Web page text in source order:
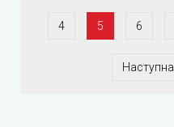
4 5 6
Наступна